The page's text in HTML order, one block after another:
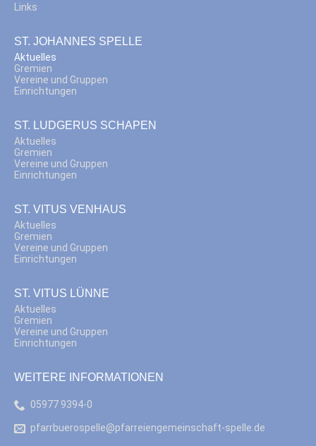
Links
ST. JOHANNES SPELLE
Aktuelles
Gremien
Vereine und Gruppen
Einrichtungen
ST. LUDGERUS SCHAPEN
Aktuelles
Gremien
Vereine und Gruppen
Einrichtungen
ST. VITUS VENHAUS
Aktuelles
Gremien
Vereine und Gruppen
Einrichtungen
ST. VITUS LÜNNE
Aktuelles
Gremien
Vereine und Gruppen
Einrichtungen
WEITERE INFORMATIONEN
05977 9394-0
pfarrbuerospelle@pfarreiengemeinschaft-spelle.de